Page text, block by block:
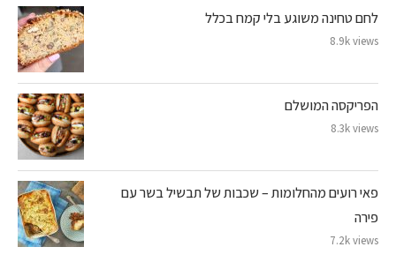
לחם טחינה משוגע בלי קמח בכלל
8.9k views
הפריקסה המושלם
8.3k views
פאי רועים מהחלומות – שכבות של תבשיל בשר עם
פירה
7.2k views